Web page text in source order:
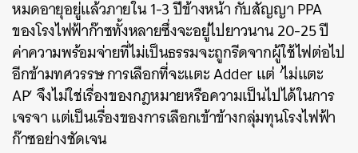
หมดอายุอยู่แล้วภายใน 1-3 ปีข้างหน้า กับสัญญา PPA
ของโรงไฟฟ้าก๊าซทั้งหลายซึ่งจะอยู่ไปยาวนาน 20-25 ปี
ค่าความพร้อมจ่ายที่ไม่เป็นธรรมจะถูกรีดจากผู้ใช้ไฟต่อไป
อีกข้ามทศวรรษ การเลือกที่จะแตะ Adder แต่ ‘ไม่แตะ
AP’ จึงไม่ใช่เรื่องของกฎหมายหรือความเป็นไปได้ในการ
เจรจา แต่เป็นเรื่องของการเลือกเข้าข้างกลุ่มทุนโรงไฟฟ้า
ก๊าซอย่างชัดเจน